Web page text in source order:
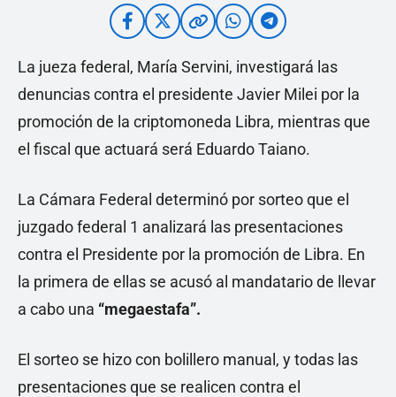
La jueza federal, María Servini, investigará las
denuncias contra el presidente Javier Milei por la
promoción de la criptomoneda Libra, mientras que
el fiscal que actuará será Eduardo Taiano.
La Cámara Federal determinó por sorteo que el
juzgado federal 1 analizará las presentaciones
contra el Presidente por la promoción de Libra. En
la primera de ellas se acusó al mandatario de llevar
a cabo una “megaestafa”.
El sorteo se hizo con bolillero manual, y todas las
presentaciones que se realicen contra el